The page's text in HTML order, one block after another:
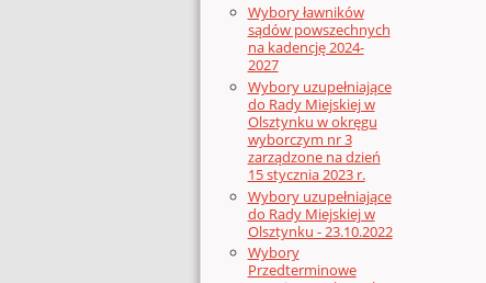
Wybory ławników
sądów powszechnych
na kadencję 2024-
2027
Wybory uzupełniające
do Rady Miejskiej w
Olsztynku w okręgu
wyborczym nr 3
zarządzone na dzień
15 stycznia 2023 r.
Wybory uzupełniające
do Rady Miejskiej w
Olsztynku - 23.10.2022
Wybory
Przedterminowe